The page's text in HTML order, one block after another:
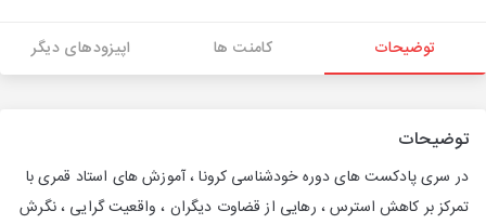
توضیحات کامنت ها اپیزودهای دیگر
توضیحات
در سری پادکست های دوره خودشناسی کرونا ، آموزش های استاد قمری با
تمرکز بر کاهش استرس ، رهایی از قضاوت دیگران ، واقعیت گرایی ، نگرش